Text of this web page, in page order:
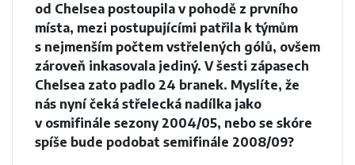
od Chelsea postoupila v pohodě z prvního
místa, mezi postupujícími patřila k týmům
s nejmenším počtem vstřelených gólů, ovšem
zároveň inkasovala jediný. V šesti zápasech
Chelsea zato padlo 24 branek. Myslíte, že
nás nyní čeká střelecká nadílka jako
v osmifinále sezony 2004/05, nebo se skóre
spíše bude podobat semifinále 2008/09?